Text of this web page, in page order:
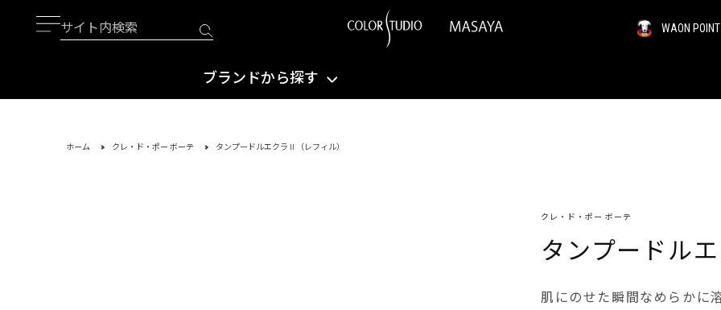
WAON
ブランドから探す
ホーム クレ・ド・ポー ボーテ タンプードルエクラⅡ（レフィル）
クレ・ド・ポー ボーテ
タンプードル
肌にのせた瞬間なめらかに